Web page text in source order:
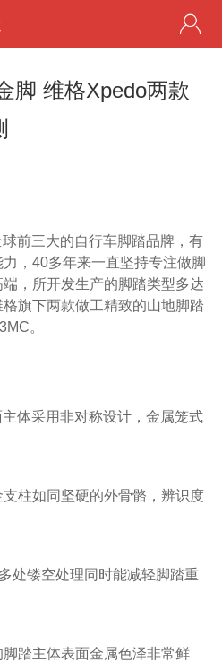
脚 维格Xpedo两款
前三大的自行车脚踏品牌，有
，40多年来一直坚持专注做脚
，所开发生产的脚踏类型多达
格旗下两款做工精致的山地脚踏
。
体采用非对称设计，金属笼式
柱如同坚硬的外骨骼，辨识度
处镂空处理同时能减轻脚踏重
踏主体表面金属色泽非常鲜